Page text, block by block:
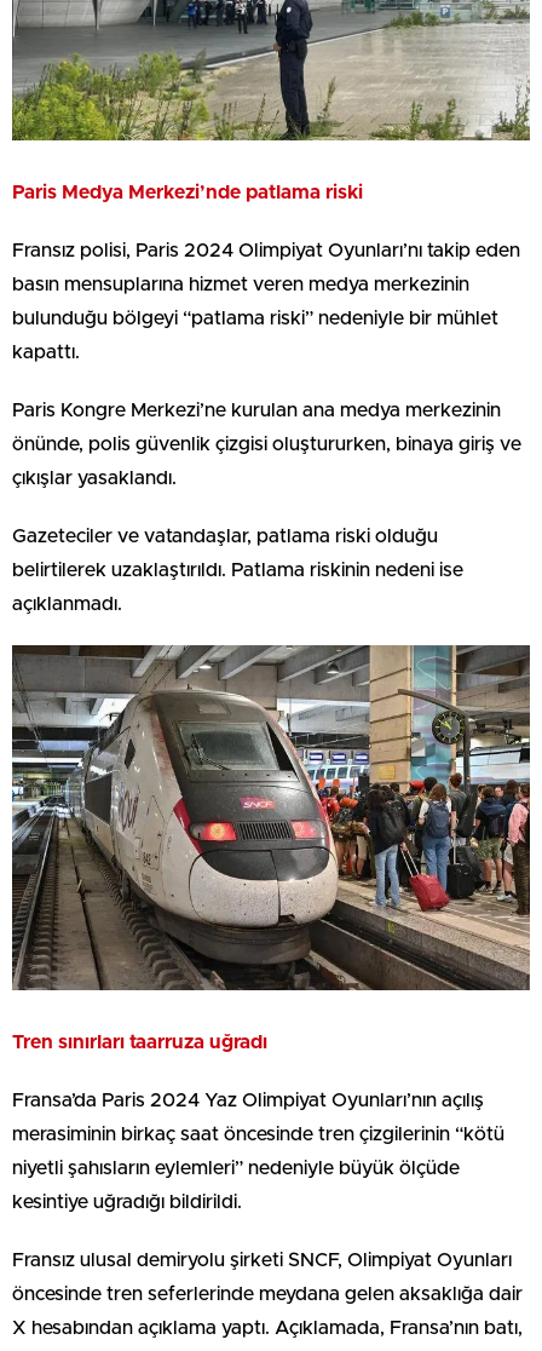
Paris Medya Merkezi’nde patlama riski
Fransız polisi, Paris 2024 Olimpiyat Oyunları’nı takip eden
basın mensuplarına hizmet veren medya merkezinin
bulunduğu bölgeyi “patlama riski” nedeniyle bir mühlet
kapattı.
Paris Kongre Merkezi’ne kurulan ana medya merkezinin
önünde, polis güvenlik çizgisi oluştururken, binaya giriş ve
çıkışlar yasaklandı.
Gazeteciler ve vatandaşlar, patlama riski olduğu
belirtilerek uzaklaştırıldı. Patlama riskinin nedeni ise
açıklanmadı.
Tren sınırları taarruza uğradı
Fransa’da Paris 2024 Yaz Olimpiyat Oyunları’nın açılış
merasiminin birkaç saat öncesinde tren çizgilerinin “kötü
niyetli şahısların eylemleri” nedeniyle büyük ölçüde
kesintiye uğradığı bildirildi.
Fransız ulusal demiryolu şirketi SNCF, Olimpiyat Oyunları
öncesinde tren seferlerinde meydana gelen aksaklığa dair
X hesabından açıklama yaptı. Açıklamada, Fransa’nın batı,